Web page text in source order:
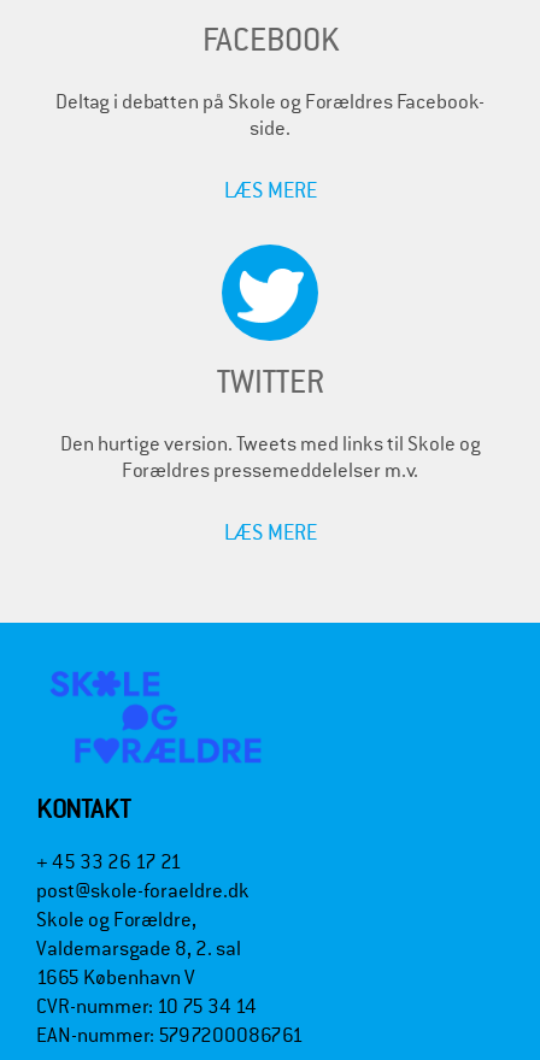
FACEBOOK
Deltag i debatten på Skole og Forældres Facebook-
side.
LÆS MERE
TWITTER
Den hurtige version. Tweets med links til Skole og
Forældres pressemeddelelser m.v.
LÆS MERE
KONTAKT
+ 45 33 26 17 21
post@skole-foraeldre.dk
Skole og Forældre,
Valdemarsgade 8, 2. sal
1665 København V
CVR-nummer: 10 75 34 14
EAN-nummer: 5797200086761